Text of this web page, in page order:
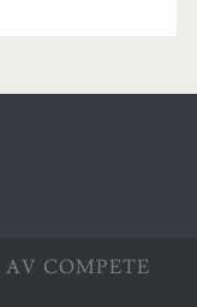
AV COMPETE